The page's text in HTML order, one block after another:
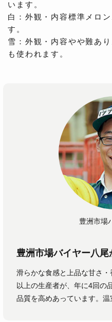
います。
白：外観・内容標準メロ
す。
雪：外観・内容やや難あ
も使われます。
豊洲市場
豊洲市場バイヤー八
滑らかな食感と上品な甘さ
以上の生産者が、年に4回の
品質を高めあっています。温